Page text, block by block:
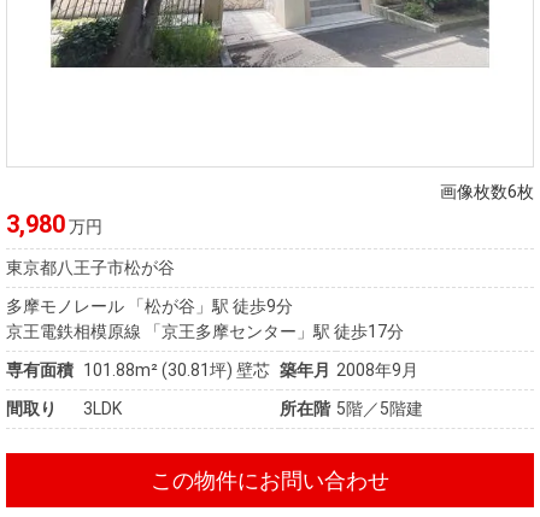
画像枚数6枚
3,980万円
東京都八王子市松が谷
多摩モノレール 「松が谷」駅 徒歩9分
京王電鉄相模原線 「京王多摩センター」駅 徒歩17分
専有面積 101.88m²(30.81坪) 壁芯 築年月 2008年9月
間取り
3LDK 所在階 5階／5階建
この物件にお問い合わせ